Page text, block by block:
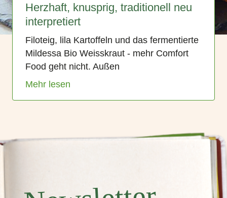
Herzhaft, knusprig, traditionell neu
interpretiert
Filoteig, lila Kartoffeln und das fermentierte
Mildessa Bio Weisskraut - mehr Comfort
Food geht nicht. Außen
Mehr lesen